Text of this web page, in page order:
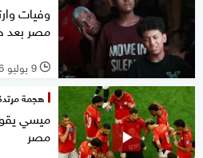
وفيات
مصر بعد
l 9 يوليو 2026
هجمة
ميسي
مصر